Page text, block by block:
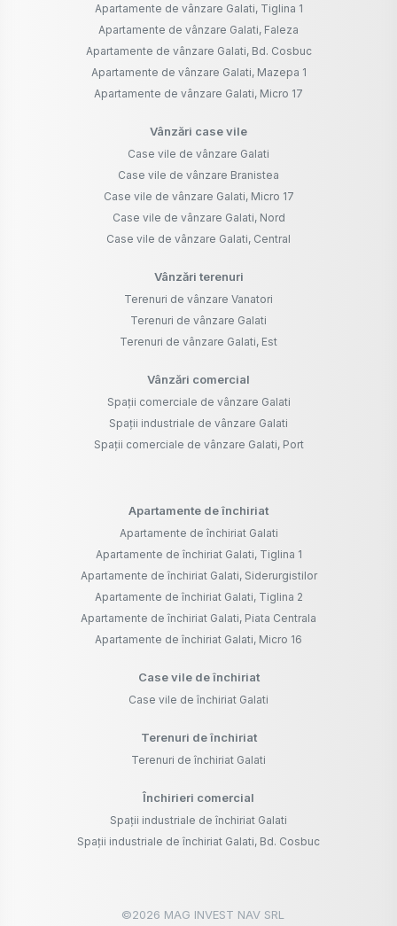
Apartamente de vânzare Galati, Tiglina 1
Apartamente de vânzare Galati, Faleza
Apartamente de vânzare Galati, Bd. Cosbuc
Apartamente de vânzare Galati, Mazepa 1
Apartamente de vânzare Galati, Micro 17
Vânzări case vile
Case vile de vânzare Galati
Case vile de vânzare Branistea
Case vile de vânzare Galati, Micro 17
Case vile de vânzare Galati, Nord
Case vile de vânzare Galati, Central
Vânzări terenuri
Terenuri de vânzare Vanatori
Terenuri de vânzare Galati
Terenuri de vânzare Galati, Est
Vânzări comercial
Spații comerciale de vânzare Galati
Spații industriale de vânzare Galati
Spații comerciale de vânzare Galati, Port
Apartamente de închiriat
Apartamente de închiriat Galati
Apartamente de închiriat Galati, Tiglina 1
Apartamente de închiriat Galati, Siderurgistilor
Apartamente de închiriat Galati, Tiglina 2
Apartamente de închiriat Galati, Piata Centrala
Apartamente de închiriat Galati, Micro 16
Case vile de închiriat
Case vile de închiriat Galati
Terenuri de închiriat
Terenuri de închiriat Galati
Închirieri comercial
Spații industriale de închiriat Galati
Spații industriale de închiriat Galati, Bd. Cosbuc
©2026 MAG INVEST NAV SRL